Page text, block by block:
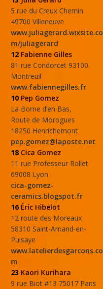
5 rue du Creux Chemin
49700 Villeneuve
www.juliagerard.wixsite.co
m/juliagerard
12 Fabienne Gilles
81 rue Condorcet 93100
Montreuil
www.fabiennegilles.fr
10 Pep Gomez
La Borne d’en Bas,
Route de Morogues
18250 Henrichemont
pep.gomez@laposte.net
18 Cica Gomez
11 rue Professeur Rollet
69008 Lyon
cica-gomez-
ceramics.blogspot.fr
16 Éric Hibelot
12 route des Moreaux
58310 Saint-Amand-en-
Puisaye
www.latelierdesgarcons.co
m
23 Kaori Kurihara
9 rue Biot #13 75017 Paris